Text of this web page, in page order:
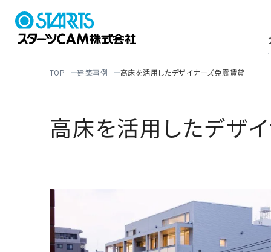
TOP 建築事例 高床を活用したデザイナーズ免震賃貸
高床を活用したデザ